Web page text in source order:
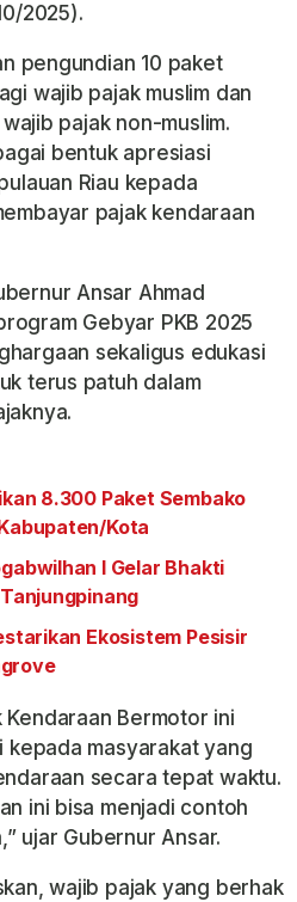
2025).
pengundian 10 paket
wajib pajak muslim dan
pajak non-muslim.
bentuk apresiasi
Riau kepada
pajak kendaraan
Ansar Ahmad
Gebyar PKB 2025
sekaligus edukasi
terus patuh dalam
8.300 Paket Sembako
Kota
I Gelar Bhakti
Ekosistem Pesisir
Kendaraan Bermotor ini
kepada masyarakat yang
secara tepat waktu.
ini bisa menjadi contoh
ujar Gubernur Ansar.
wajib pajak yang berhak